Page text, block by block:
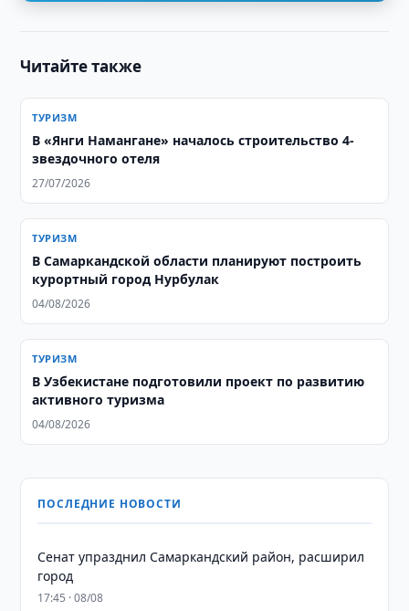
Читайте также
ТУРИЗМ
В «Янги Намангане» началось строительство 4-
звездочного отеля
27/07/2026
ТУРИЗМ
В Самаркандской области планируют построить
курортный город Нурбулак
04/08/2026
ТУРИЗМ
В Узбекистане подготовили проект по развитию
активного туризма
04/08/2026
ПОСЛЕДНИЕ НОВОСТИ
Сенат упразднил Самаркандский район, расширил
город
17:45 · 08/08